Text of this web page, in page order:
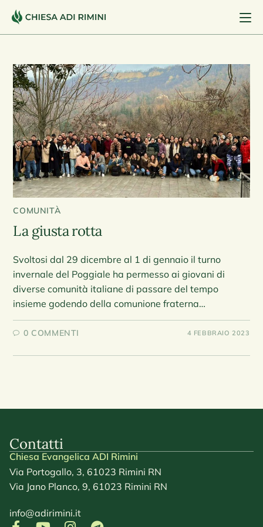
COMUNITÀ
La giusta rotta
Svoltosi dal 29 dicembre al 1 di gennaio il turno
invernale del Poggiale ha permesso ai giovani di
diverse comunità italiane di passare del tempo
insieme godendo della comunione fraterna…
0 COMMENTI 4 FEBBRAIO 2023
Contatti
Chiesa Evangelica ADI Rimini
Via Portogallo, 3, 61023 Rimini RN
Via Jano Planco, 9, 61023 Rimini RN
info@adirimini.it